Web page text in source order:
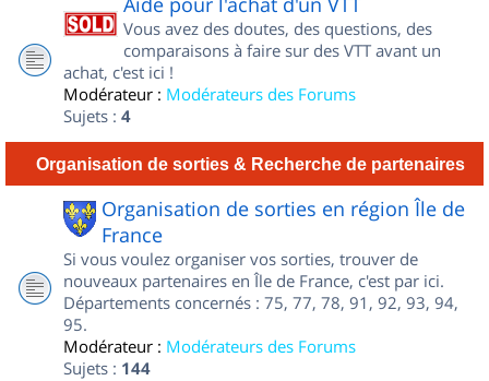
Vous avez des doutes, des questions, des
comparaisons à faire sur des VTT avant un
achat, c'est ici !
Modérateur : Modérateurs des Forums
Sujets : 4
Organisation de sorties & Recherche de partenaires
Organisation de sorties en région Île de
France
Si vous voulez organiser vos sorties, trouver de
nouveaux partenaires en Île de France, c'est par ici.
Départements concernés : 75, 77, 78, 91, 92, 93, 94,
95.
Modérateur : Modérateurs des Forums
Sujets : 144